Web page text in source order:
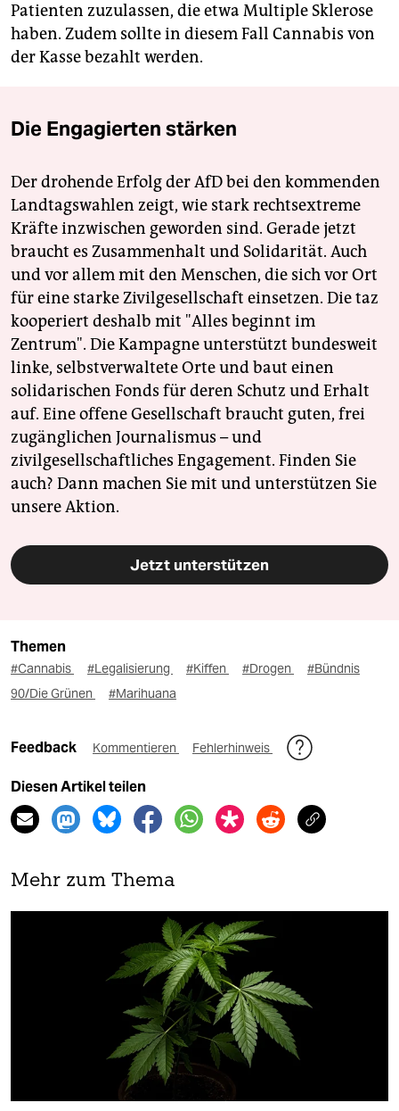
Patienten zuzulassen, die etwa Multiple Sklerose
haben. Zudem sollte in diesem Fall Cannabis von
der Kasse bezahlt werden.
Die Engagierten stärken
Der drohende Erfolg der AfD bei den kommenden
Landtagswahlen zeigt, wie stark rechtsextreme
Kräfte inzwischen geworden sind. Gerade jetzt
braucht es Zusammenhalt und Solidarität. Auch
und vor allem mit den Menschen, die sich vor Ort
für eine starke Zivilgesellschaft einsetzen. Die taz
kooperiert deshalb mit "Alles beginnt im
Zentrum". Die Kampagne unterstützt bundesweit
linke, selbstverwaltete Orte und baut einen
solidarischen Fonds für deren Schutz und Erhalt
auf. Eine offene Gesellschaft braucht guten, frei
zugänglichen Journalismus – und
zivilgesellschaftliches Engagement. Finden Sie
auch? Dann machen Sie mit und unterstützen Sie
unsere Aktion.
Jetzt unterstützen
Themen
#Cannabis #Legalisierung #Kiffen #Drogen
#Bündnis
90/Die Grünen
#Marihuana
Feedback Kommentieren Fehlerhinweis
Diesen Artikel teilen
Mehr zum Thema